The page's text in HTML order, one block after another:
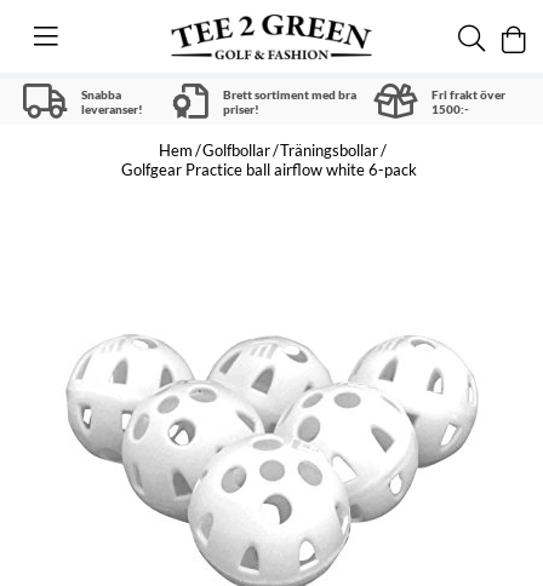
Snabba
leveranser!
Brett sortiment med bra
priser!
Fri frakt över
1500:-
Hem Golfbollar Träningsbollar
Golfgear Practice ball airflow white 6-pack